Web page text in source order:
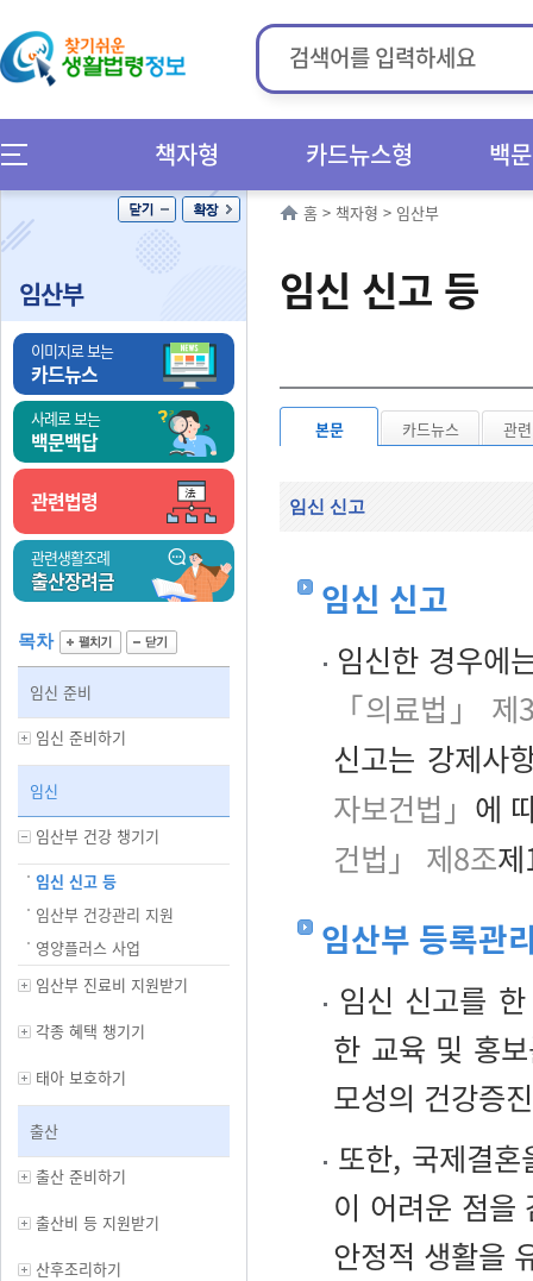
책자형 카드뉴스형 백
임산부
이미지로 보는
카드뉴스
사례로 보는
백문백답
관련법령
관련생활조례
출산장려금
목차
임신 준비
임신 준비하기
임신
임산부 건강 챙기기
임신 신고 등
임산부 건강관리 지원
영양플러스 사업
임산부 진료비 지원받기
각종 혜택 챙기기
태아 보호하기
출산
출산 준비하기
출산비 등 지원받기
산후조리하기
홈 > 책자형 > 임산부
임신 신고 등
본문 카드뉴스 관
임신 신고
임신 신고
임신한 경우에
「의료법」 제
신고는 강제사
자보건법」 에
건법」 제8조
임산부 등록관
임신 신고를
한 교육 및 홍
모성의 건강증
또한, 국제결
이 어려운 점을
안정적 생활을